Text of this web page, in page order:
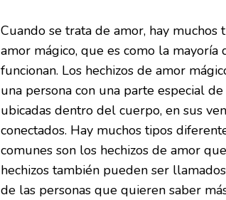
Cuando se trata de amor, hay
amor mágico, que es como la
funcionan. Los hechizos de amor
una persona con una parte especial
ubicadas dentro del cuerpo, en sus
conectados. Hay muchos tipos
comunes son los hechizos de amor
hechizos también pueden ser
de las personas que quieren saber